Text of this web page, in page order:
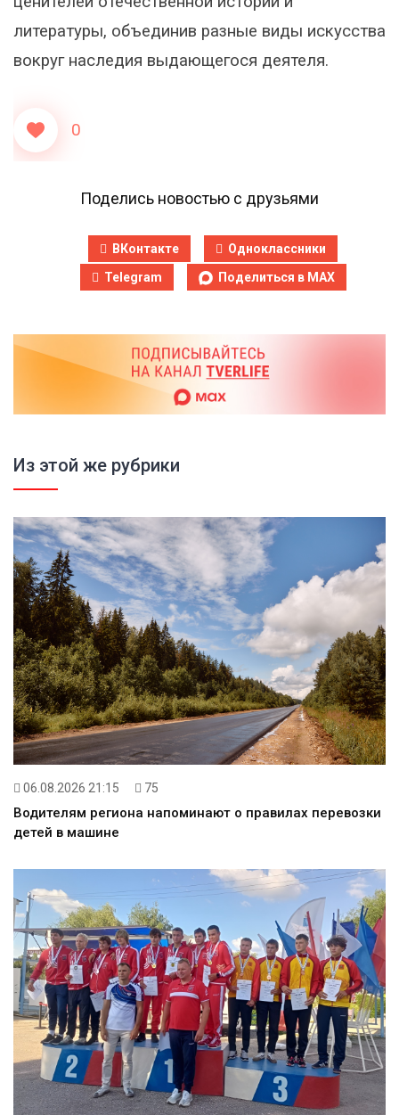
литературы, объединив разные виды искусства
вокруг наследия выдающегося деятеля.
0
Поделись новостью с друзьями
ВКонтакте
Одноклассники
Telegram
Поделиться в MAX
Из этой же рубрики
06.08.2026 21:15 75
Водителям региона напоминают о правилах перевозки
детей в машине